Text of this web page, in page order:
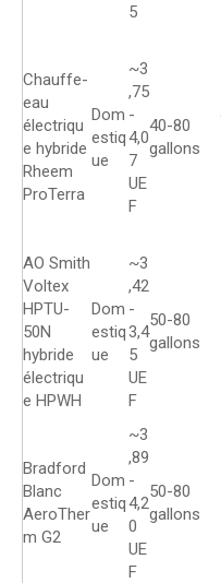
5
Chauffe-
eau
électriqu
e hybride
Rheem
ProTerra
Dom
estiq
ue
~3
,75
-
4,0
7
UE
F
40-80
gallons
AO Smith
Voltex
HPTU-
50N
hybride
électriqu
e HPWH
Dom
estiq
ue
~3
,42
-
3,4
5
UE
F
50-80
gallons
Bradford
Blanc
AeroTher
m G2
Dom
estiq
ue
~3
,89
-
4,2
0
UE
F
50-80
gallons